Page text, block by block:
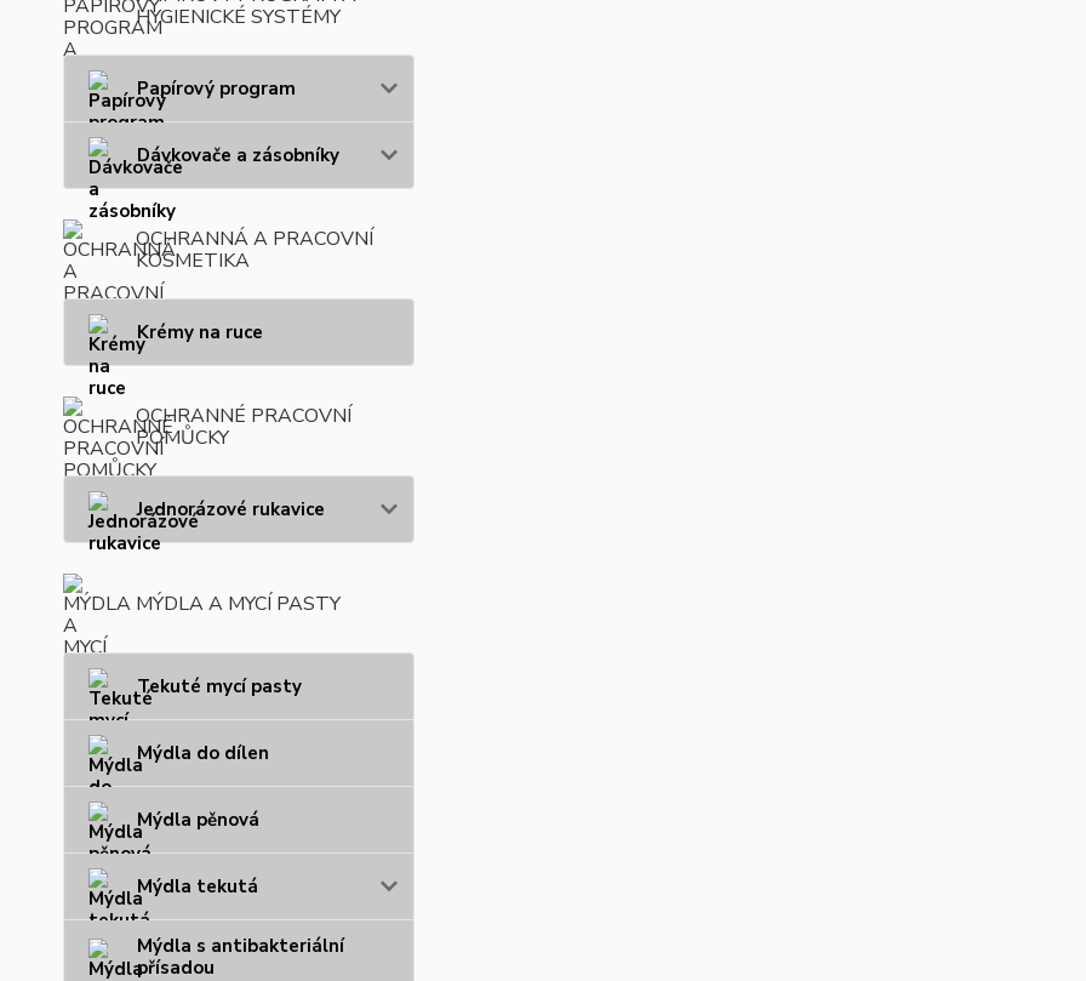
HYGIENICKÉ SYSTÉMY
Papírový program
Dávkovače a zásobníky
OCHRANNÁ A PRACOVNÍ
KOSMETIKA
Krémy na ruce
OCHRANNÉ PRACOVNÍ
POMŮCKY
Jednorázové rukavice
MÝDLA A MYCÍ PASTY
Tekuté mycí pasty
Mýdla do dílen
Mýdla pěnová
Mýdla tekutá
Mýdla s antibakteriální
přísadou